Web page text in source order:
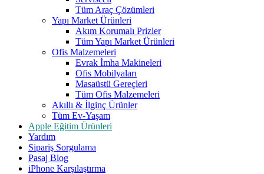
Tüm Araç Çözümleri
Yapı Market Ürünleri
Akım Korumalı Prizler
Tüm Yapı Market Ürünleri
Ofis Malzemeleri
Evrak İmha Makineleri
Ofis Mobilyaları
Masaüstü Gereçleri
Tüm Ofis Malzemeleri
Akıllı & İlginç Ürünler
Tüm Ev-Yaşam
Apple Eğitim Ürünleri
Yardım
Sipariş Sorgulama
Pasaj Blog
iPhone Karşılaştırma